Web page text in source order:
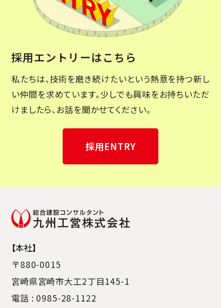
採用エントリーはこちら
私たちは、技術を磨き続けたいという熱意を持つ新し
い仲間を求めています。少しでも興味をお持ちいただ
けましたら、お話を聞かせてください。
採用ENTRY
【本社】
〒880-0015
宮崎県宮崎市大工2丁目145-1
電話 : 0985-28-1122